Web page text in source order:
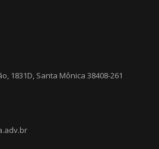
1831D, Santa Mônica 38408-261